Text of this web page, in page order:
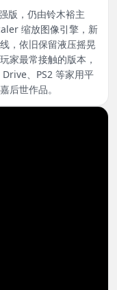
版，仍由铃木裕主
缩放图像引擎，新
，依旧保留液压摇晃
家最常接触的版本，
、PS2 等家用平
后世作品。